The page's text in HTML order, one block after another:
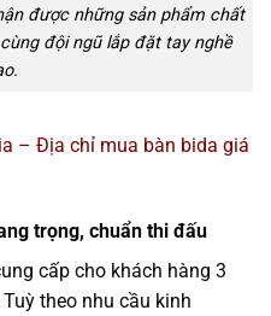
được những sản phẩm chất
đội ngũ lắp đặt tay nghề
– Địa chỉ mua bàn bida giá
trọng, chuẩn thi đấu
cấp cho khách hàng 3
theo nhu cầu kinh